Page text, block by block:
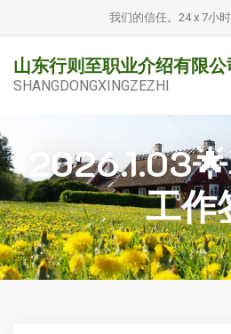
我们的信任。24 x 7小
山东行则至职业介绍有限公
SHANGDONGXINGZEZHI
工作